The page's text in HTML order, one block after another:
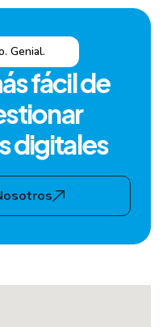
Genial.
fácil de
digitales